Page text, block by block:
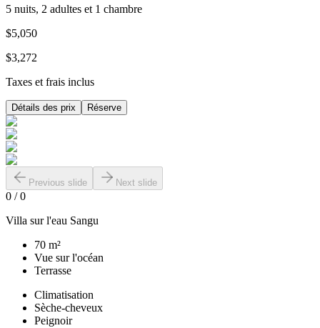
5 nuits, 2 adultes et 1 chambre
$5,050
$3,272
Taxes et frais inclus
Détails des prix Réserve
Previous slide Next slide
0 /0
Villa sur l'eau Sangu
70 m²
Vue sur l'océan
Terrasse
Climatisation
Sèche-cheveux
Peignoir